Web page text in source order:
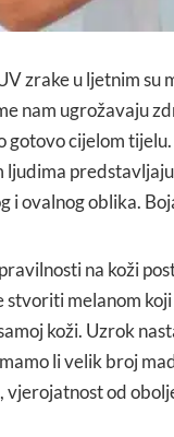
zrake u ljetnim su
nam ugrožavaju
gotovo cijelom
ljudima
i ovalnog oblika.
na koži
stvoriti melanom
koži. Uzrok
li velik broj
od